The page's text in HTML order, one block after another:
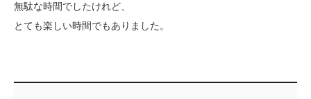
無駄な時間でしたけれど、
とても楽しい時間でもありました。